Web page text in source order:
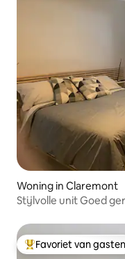
Woning in Claremont
Stijlvolle unit Goed
Topfavoriet van
Favoriet van gasten